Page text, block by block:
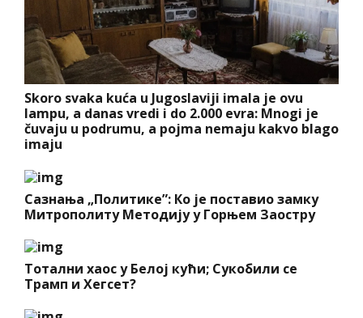
Skoro svaka kuća u Jugoslaviji imala je ovu
lampu, a danas vredi i do 2.000 evra: Mnogi je
čuvaju u podrumu, a pojma nemaju kakvo blago
imaju
Сазнања „Политике”: Ко је поставио замку
Митрополиту Методију у Горњем Заостру
Тотални хаос у Белој кући; Сукобили се
Трамп и Хегсет?